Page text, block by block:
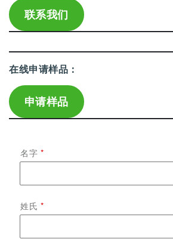
联系我们
在线申请样品：
申请样品
名字
姓氏